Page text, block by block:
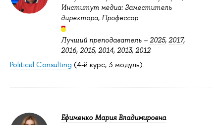
Институт медиа: Заместитель
директора, Профессор
Лучший преподаватель – 2025, 2017,
2016, 2015, 2014, 2013, 2012
Political Consulting (4-й курс, 3 модуль)
Ефименко Мария Владимировна